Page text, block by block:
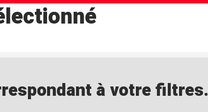
à votre filtres.